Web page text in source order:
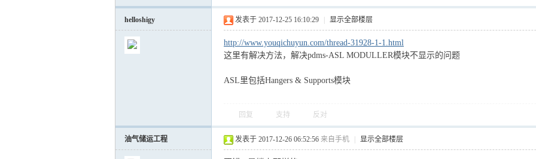
运
网
helloshigy 发表于 2017-12-25 16:10:29 显示全部楼层
http://www.youqichuyun.com/thread-31928-1-1.html
这里有解决方法，解决pdms-ASL MODULLER模块不显示的问题
ASL里包括Hangers & Supports模块
回复 支持 反对
油气储运工程 发表于 2017-12-26 06:52:56 来自手机 显示全部楼层